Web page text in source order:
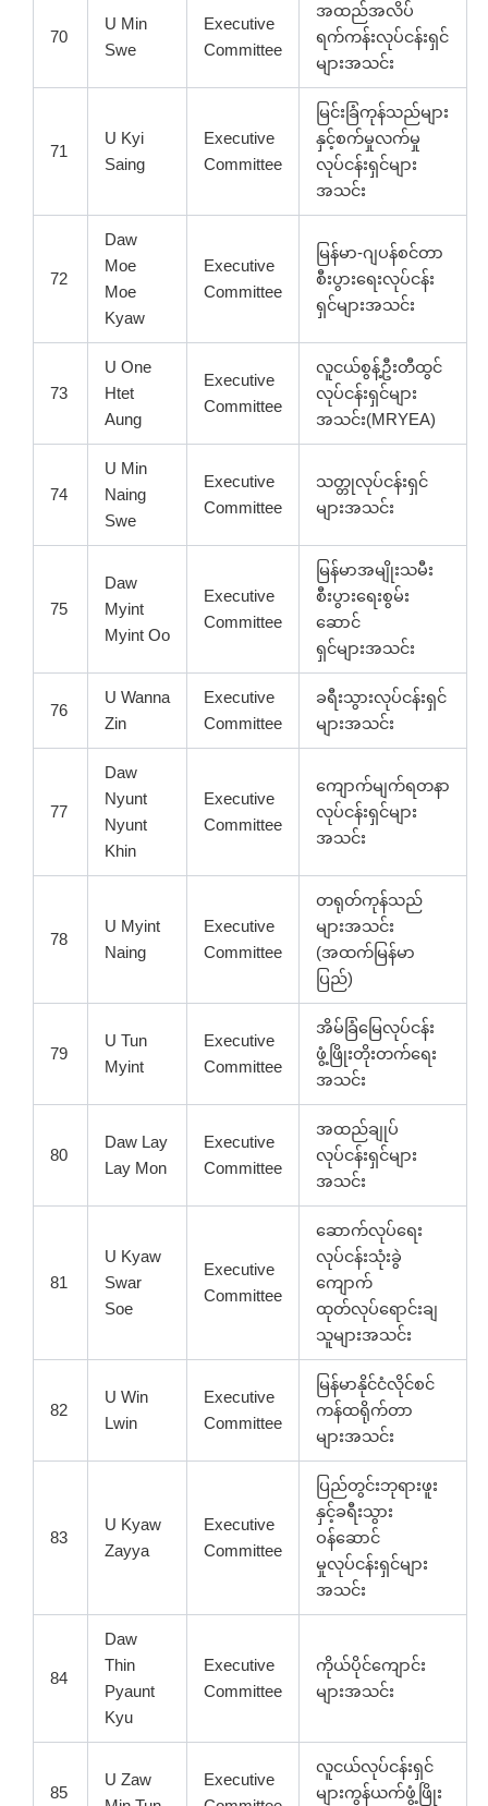
70
U Min
Swe
Executive
Committee
အထည်အလိပ်
ရက်ကန်းလုပ်ငန်းရှင်
များအသင်း
71
U Kyi
Saing
Executive
Committee
မြင်းခြံကုန်သည်များ
နှင့်စက်မှုလက်မှု
လုပ်ငန်းရှင်များ
အသင်း
72
Daw
Moe
Moe
Kyaw
Executive
Committee
မြန်မာ-ဂျပန်စင်တာ
စီးပွားရေးလုပ်ငန်း
ရှင်များအသင်း
73
U One
Htet
Aung
Executive
Committee
လူငယ်စွန့်ဦးတီထွင်
လုပ်ငန်းရှင်များ
အသင်း(MRYEA)
74
U Min
Naing
Swe
Executive
Committee
သတ္တုလုပ်ငန်းရှင်
များအသင်း
75
Daw
Myint
Myint Oo
Executive
Committee
မြန်မာအမျိုးသမီး
စီးပွားရေးစွမ်း
ဆောင်
ရှင်များအသင်း
76
U Wanna
Zin
Executive
Committee
ခရီးသွားလုပ်ငန်းရှင်
များအသင်း
77
Daw
Nyunt
Nyunt
Khin
Executive
Committee
ကျောက်မျက်ရတနာ
လုပ်ငန်းရှင်များ
အသင်း
78
U Myint
Naing
Executive
Committee
တရုတ်ကုန်သည်
များအသင်း
(အထက်မြန်မာ
ပြည်)
79
U Tun
Myint
Executive
Committee
အိမ်ခြံမြေလုပ်ငန်း
ဖွံ့ဖြိုးတိုးတက်ရေး
အသင်း
80
Daw Lay
Lay Mon
Executive
Committee
အထည်ချုပ်
လုပ်ငန်းရှင်များ
အသင်း
81
U Kyaw
Swar
Soe
Executive
Committee
ဆောက်လုပ်ရေး
လုပ်ငန်းသုံးခွဲ
ကျောက်
ထုတ်လုပ်ရောင်းချ
သူများအသင်း
82
U Win
Lwin
Executive
Committee
မြန်မာနိုင်ငံလိုင်စင်
ကန်ထရိုက်တာ
များအသင်း
83
U Kyaw
Zayya
Executive
Committee
ပြည်တွင်းဘုရားဖူး
နှင့်ခရီးသွား
ဝန်ဆောင်
မှုလုပ်ငန်းရှင်များ
အသင်း
84
Daw
Thin
Pyaunt
Kyu
Executive
Committee
ကိုယ်ပိုင်ကျောင်း
များအသင်း
85
U Zaw
Executive
လူငယ်လုပ်ငန်းရှင်
များကွန်ယက်ဖွံ့ဖြိုး